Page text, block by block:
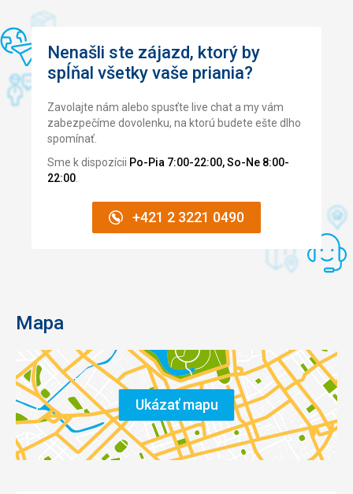
Nenašli ste zájazd, ktorý by
spĺňal všetky vaše priania?
Zavolajte nám alebo spusťte live chat a my vám
zabezpečíme dovolenku, na ktorú budete ešte dlho
spomínať.
Sme k dispozícii Po-Pia 7:00-22:00, So-Ne 8:00-
22:00.
+421 2 3221 0490
Mapa
Ukázať mapu